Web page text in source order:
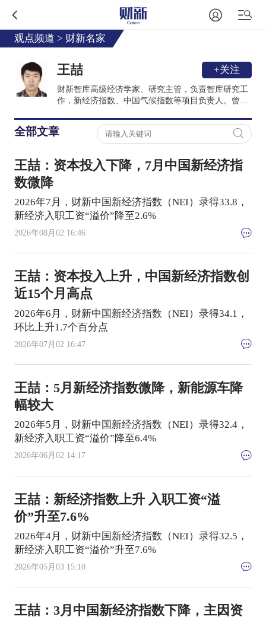
观点频道 > 财新名家
王喆 +关注
财新智库高级经济学家、研究主管，负责智库研究工
作，新经济指数、中国气候指数等项目负责人。曾任
济学、发展经济学、制度经济学，是动态随机一般均
衡（DSGE）模型理论和实证专家。清华大学经济学
学士，美国亚利桑那州立大学经济学博士。
全部文章
王喆：资本投入下降，7月中国新经济指
数微降
2026年7月，财新中国新经济指数（NEI）录得33.8，
新经济入职工资“溢价”降至2.6%
2026年08月02 16:46
王喆：资本投入上升，中国新经济指数创
近15个月高点
2026年6月，财新中国新经济指数（NEI）录得34.1，
环比上升1.7个百分点
2026年07月02 16:47
王喆：5月新经济指数微降，新能源车降
幅较大
2026年5月，财新中国新经济指数（NEI）录得32.4，
新经济入职工资“溢价”降至6.4%
2026年06月02 14:17
王喆：新经济指数上升 入职工资“溢
价”升至7.6%
2026年4月，财新中国新经济指数（NEI）录得32.5，
新经济入职工资“溢价”升至7.6%
2026年05月03 15:10
王喆：3月中国新经济指数下降，主因资